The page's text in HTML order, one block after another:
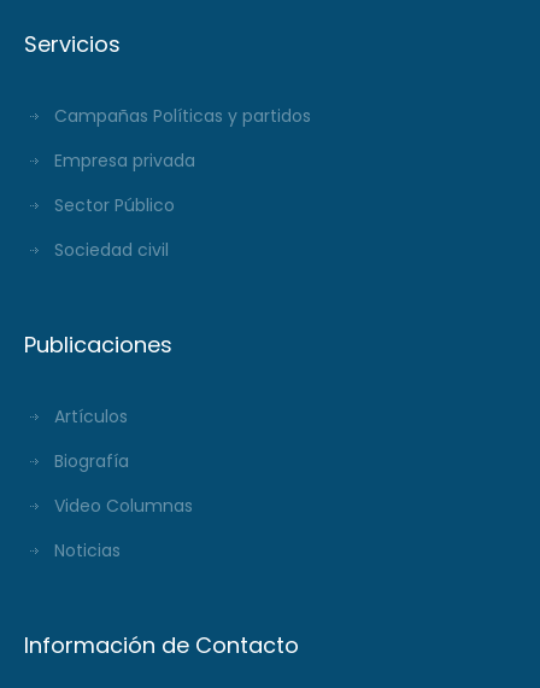
Servicios
Campañas Políticas y partidos
Empresa privada
Sector Público
Sociedad civil
Publicaciones
Artículos
Biografía
Video Columnas
Noticias
Información de Contacto